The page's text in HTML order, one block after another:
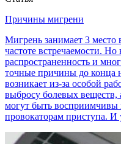
Причины мигрени
Мигрень занимает 3 место
частоте встречаемости.
распространенность и
точные причины до конца
возникает из-за особой
выбросу болевых веществ,
могут быть
провокаторам приступа. И